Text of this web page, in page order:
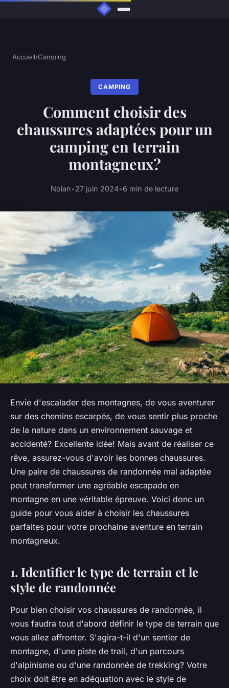
Accueil›Camping
CAMPING
Comment choisir des
chaussures adaptées pour un
camping en terrain
montagneux?
Nolan•27 juin 2024•6 min de lecture
Envie d'escalader des montagnes, de vous aventurer
sur des chemins escarpés, de vous sentir plus proche
de la nature dans un environnement sauvage et
accidenté? Excellente idée! Mais avant de réaliser ce
rêve, assurez-vous d'avoir les bonnes chaussures.
Une paire de chaussures de randonnée mal adaptée
peut transformer une agréable escapade en
montagne en une véritable épreuve. Voici donc un
guide pour vous aider à choisir les chaussures
parfaites pour votre prochaine aventure en terrain
montagneux.
1. Identifier le type de terrain et le
style de randonnée
Pour bien choisir vos chaussures de randonnée, il
vous faudra tout d'abord définir le type de terrain que
vous allez affronter. S'agira-t-il d'un sentier de
montagne, d'une piste de trail, d'un parcours
d'alpinisme ou d'une randonnée de trekking? Votre
choix doit être en adéquation avec le style de